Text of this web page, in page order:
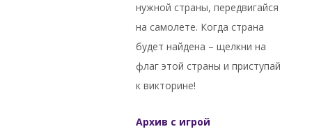
нужной страны, передвигайся
на самолете. Когда страна
будет найдена – щелкни на
флаг этой страны и приступай
к викторине!
Архив с игрой